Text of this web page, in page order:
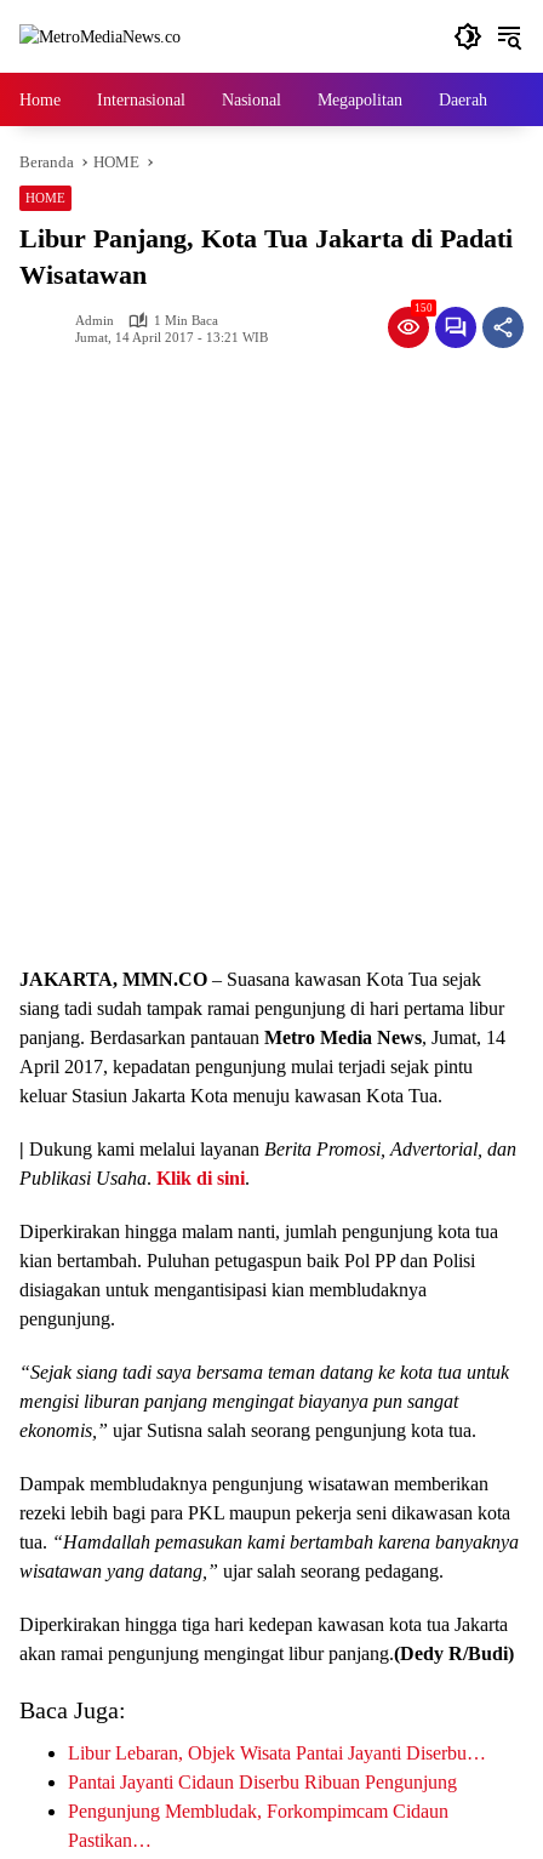
Home Internasional Nasional Megapolitan Daerah
Beranda HOME
HOME
Libur Panjang, Kota Tua Jakarta di Padati
Wisatawan
Admin
1 Min Baca
Jumat, 14 April 2017 - 13:21 WIB
150
JAKARTA, MMN.CO – Suasana kawasan Kota Tua sejak
siang tadi sudah tampak ramai pengunjung di hari pertama libur
panjang. Berdasarkan pantauan Metro Media News, Jumat, 14
April 2017, kepadatan pengunjung mulai terjadi sejak pintu
keluar Stasiun Jakarta Kota menuju kawasan Kota Tua.
| Dukung kami melalui layanan Berita Promosi, Advertorial, dan
Publikasi Usaha. Klik di sini.
Diperkirakan hingga malam nanti, jumlah pengunjung kota tua
kian bertambah. Puluhan petugaspun baik Pol PP dan Polisi
disiagakan untuk mengantisipasi kian membludaknya
pengunjung.
“Sejak siang tadi saya bersama teman datang ke kota tua untuk
mengisi liburan panjang mengingat biayanya pun sangat
ekonomis,” ujar Sutisna salah seorang pengunjung kota tua.
Dampak membludaknya pengunjung wisatawan memberikan
rezeki lebih bagi para PKL maupun pekerja seni dikawasan kota
tua. “Hamdallah pemasukan kami bertambah karena banyaknya
wisatawan yang datang,” ujar salah seorang pedagang.
Diperkirakan hingga tiga hari kedepan kawasan kota tua Jakarta
akan ramai pengunjung mengingat libur panjang.(Dedy R/Budi)
Baca Juga:
Libur Lebaran, Objek Wisata Pantai Jayanti Diserbu…
Pantai Jayanti Cidaun Diserbu Ribuan Pengunjung
Pengunjung Membludak, Forkompimcam Cidaun
Pastikan…